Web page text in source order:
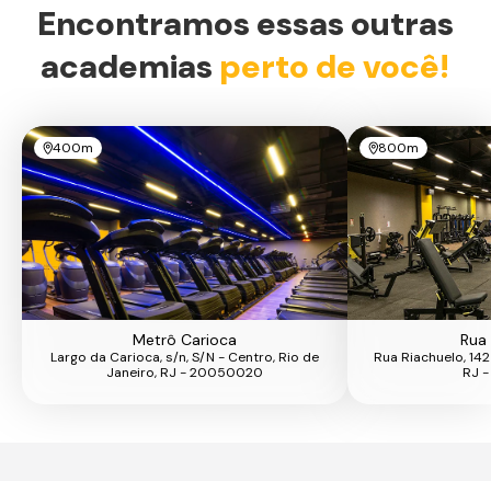
Encontramos essas outras
academias perto de você!
400m
Metrô Carioca
Largo da Carioca, s/n, S/N - Centro, Rio de
Janeiro, RJ - 20050020
800m
Rua Riachuelo,
RJ